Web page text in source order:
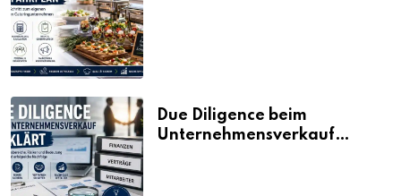
Due Diligence beim
Unternehmensverkauf